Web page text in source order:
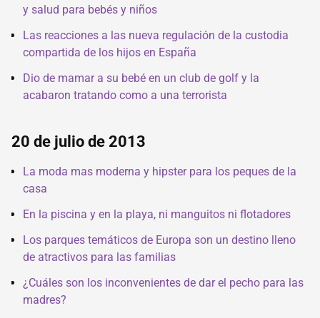
y salud para bebés y niños
Las reacciones a las nueva regulación de la custodia
compartida de los hijos en España
Dio de mamar a su bebé en un club de golf y la
acabaron tratando como a una terrorista
20 de julio de 2013
La moda mas moderna y hipster para los peques de la
casa
En la piscina y en la playa, ni manguitos ni flotadores
Los parques temáticos de Europa son un destino lleno
de atractivos para las familias
¿Cuáles son los inconvenientes de dar el pecho para las
madres?